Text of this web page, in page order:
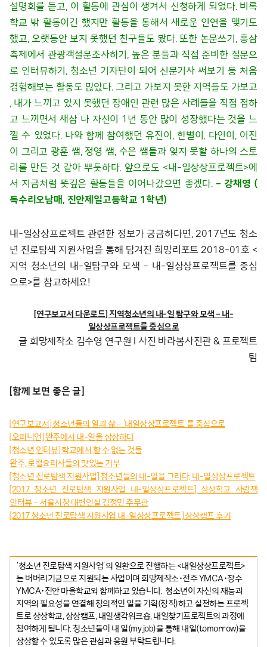
설명회를 듣고, 이 활동에 관심이 생겨서 신청하게 되었다. 비록
학교 밖 활동이긴 했지만 활동을 통해서 새로운 인연을 맺기도
했고, 오랫동안 보지 못했던 친구들도 봤다. 또한 논문쓰기, 홍삼
축제에서 관광객설문조사하기, 높은 분들과 직접 준비한 질문으
로 인터뷰하기, 청소년 기자단이 되어 신문기사 써보기 등 처음
경험해보는 활동도 많았다. 그리고 가보지 못한 지역들도 가보고
, 내가 느끼고 있지 못했던 장애인 관련 많은 사례들을 직접 접하
고 느끼면서 새삼 나 자신이 1년 동안 많이 성장했다는 것을 느
낄 수 있었다. 나와 함께 참여했던 유진이, 한별이, 다인이, 어진
이 그리고 광훈 쌤, 정영 쌤, 수은 쌤들과 잊지 못할 하나의 스토
리를 만든 것 같아 뿌듯하다. 앞으로도 <내-일상상프로젝트>에
서 지금처럼 뜻깊은 활동들을 이어나갔으면 좋겠다. – 강채영 (
독수리오남매, 진안제일고등학교 1학년)
내-일상상프로젝트 관련한 정보가 궁금하다면, 2017년도 청소
년 진로탐색 지원사업을 통해 담겨진 희망리포트 2018-01호 <
지역 청소년의 내-일탐구와 모색 – 내-일상상프로젝트를 중심
으로>를 참고하세요!
[연구보고서 다운로드] 지역청소년의 내-일 탐구와 모색 – 내-
일상상프로젝트를 중심으로
글 희망제작소 김수영 연구원 l 사진 바라봄사진관 & 프로젝트
팀
[함께 보면 좋은 글]
[연구보고서] 청소년들의 일과 삶 – ‘내일상상프로젝트’를 중심으로
[오피니언] 완주에서 내-일을 상상하다
[청소년 인터뷰] 학교에서 할 수 없는 것들
완주, 로컬요리사들의 맛있는 기부
[청소년 진로탐색 지원사업] 청소년들의 내-일을 그리다, 내-일상상프로젝트
[2017 청소년 진로탐색 지원사업 내-일상상프로젝트] 상상학교 사람책
인터뷰 – 서울시청 대변인실 김정민 주무관
[2017 청소년 진로탐색 지원사업 내-일상상프로젝트] 상상캠프 후기
‘청소년 진로탐색 지원사업’의 일환으로 진행하는 <내일상상프로젝트>
는 버버리기금으로 지원되는 사업이며 희망제작소•전주 YMCA•장수
YMCA•진안 마을학교와 함께하고 있습니다. 청소년이 자신의 재능과
지역의 필요성을 연결해 창의적인 일을 기획(창직)하고 실천하는 프로젝
트로 상상학교, 상상캠프, 내일생각워크숍, 내일찾기프로젝트의 과정에
참여하게 됩니다. 청소년들이 내 일(my job)을 통해 내일(tomorrow)을
상상할 수 있도록 많은 관심과 응원 부탁드립니다.